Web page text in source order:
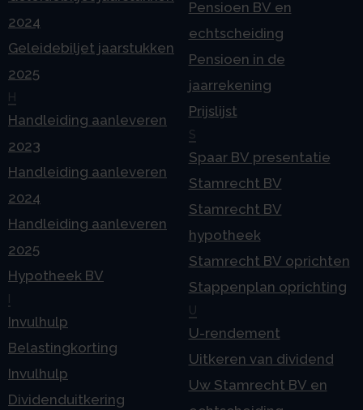
2024
Geleidebiljet jaarstukken
2025
H
Handleiding aanleveren
2023
Handleiding aanleveren
2024
Handleiding aanleveren
2025
Hypotheek BV
Invulhulp
Belastingkorting
Invulhulp
Dividenduitkering
Pensioen BV en
echtscheiding
Pensioen in de
jaarrekening
Prijslijst
S
Spaar BV presentatie
Stamrecht BV
Stamrecht BV
hypotheek
Stamrecht BV oprichten
Stappenplan oprichting
U
U-rendement
Uitkeren van dividend
Uw Stamrecht BV en